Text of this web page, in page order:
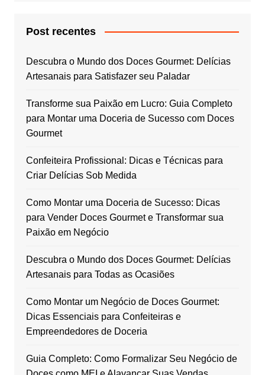
Post recentes
Descubra o Mundo dos Doces Gourmet: Delícias
Artesanais para Satisfazer seu Paladar
Transforme sua Paixão em Lucro: Guia Completo
para Montar uma Doceria de Sucesso com Doces
Gourmet
Confeiteira Profissional: Dicas e Técnicas para
Criar Delícias Sob Medida
Como Montar uma Doceria de Sucesso: Dicas
para Vender Doces Gourmet e Transformar sua
Paixão em Negócio
Descubra o Mundo dos Doces Gourmet: Delícias
Artesanais para Todas as Ocasiões
Como Montar um Negócio de Doces Gourmet:
Dicas Essenciais para Confeiteiras e
Empreendedores de Doceria
Guia Completo: Como Formalizar Seu Negócio de